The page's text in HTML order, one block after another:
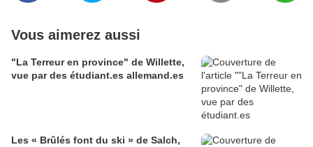
Vous aimerez aussi
"La Terreur en province" de Willette,
vue par des étudiant.es allemand.es
Les « Brûlés font du ski » de Salch,